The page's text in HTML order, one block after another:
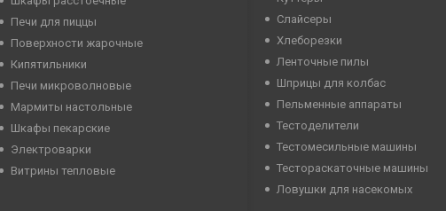
Печи для пиццы
Поверхности жарочные
Кипятильники
Печи микроволновые
Мармиты настольные
Шкафы пекарские
Электроварки
Витрины тепловые
Слайсеры
Хлеборезки
Ленточные пилы
Шприцы для колбас
Пельменные аппараты
Тестоделители
Тестомесильные машины
Тестораскаточные машины
Ловушки для насекомых